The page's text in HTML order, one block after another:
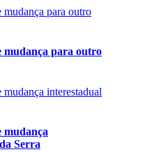
mudança para outro
mudança
Serra